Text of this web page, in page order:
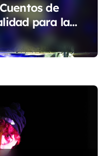
de
para la
la Hoya